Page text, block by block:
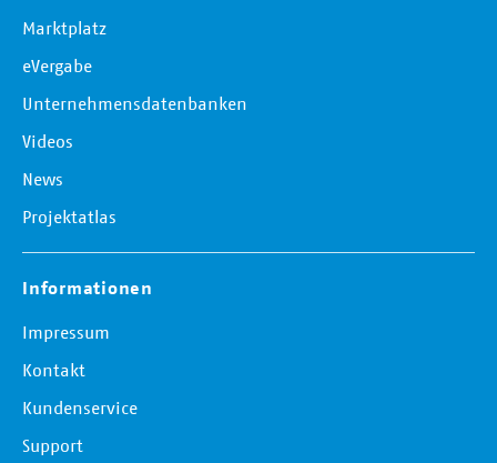
Marktplatz
eVergabe
Unternehmensdatenbanken
Videos
News
Projektatlas
Informationen
Impressum
Kontakt
Kundenservice
Support